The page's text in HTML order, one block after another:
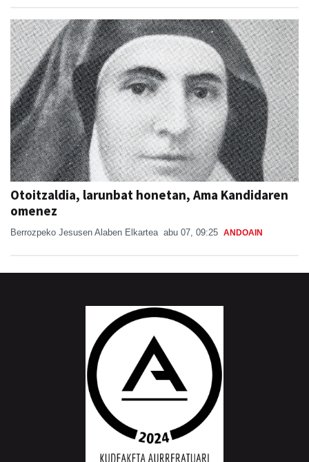
Otoitzaldia, larunbat honetan, Ama Kandidaren
omenez
Berrozpeko Jesusen Alaben Elkartea abu 07, 09:25 ANDOAIN